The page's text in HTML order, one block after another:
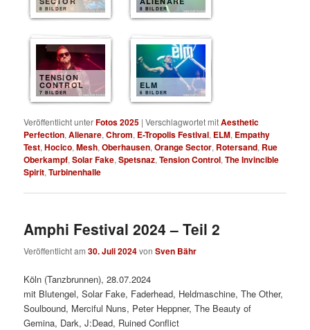
8 BILDER 8 BILDER
TENSION
CONTROL
7 BILDER
ELM
6 BILDER
Veröffentlicht unterFotos 2025 |Verschlagwortet mitAesthetic
Perfection,Alienare,Chrom, E-Tropolis Festival, ELM, Empathy
Test,Hocico,Mesh,Oberhausen,Orange Sector, Rotersand, Rue
Oberkampf,Solar Fake,Spetsnaz,Tension Control,The Invincible
Spirit,Turbinenhalle
Amphi Festival 2024 – Teil 2
Veröffentlicht am30. Juli 2024vonSven Bähr
Köln (Tanzbrunnen), 28.07.2024
mit Blutengel, Solar Fake, Faderhead, Heldmaschine, The Other,
Soulbound, Merciful Nuns, Peter Heppner, The Beauty of
Gemina, Dark, J:Dead, Ruined Conflict